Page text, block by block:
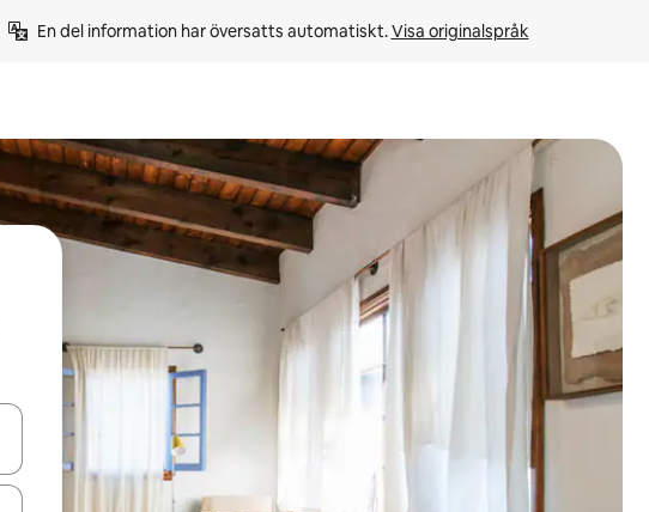
En del information har översatts automatiskt. Visa originalspråk
och nedåtpilarna eller utforska genom att trycka eller svepa.